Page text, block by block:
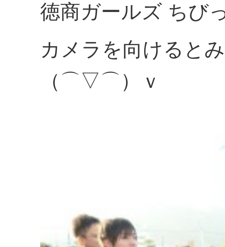
徳商ガールズ ちび
カメラを向けると
（⌒▽⌒）ｖ